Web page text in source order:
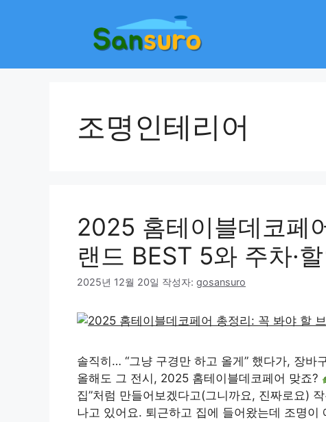
조명인테리어
2025 홈테이블데코페
랜드 BEST 5와 주차·
2025년 12월 20일 작성자: gosansuro
솔직히… “그냥 구경만 하고 올게” 했다가, 장바
올해도 그 전시, 2025 홈테이블데코페어 맞죠?
집”처럼 만들어보겠다고(그니까요, 진짜로요)
나고 있어요. 퇴근하고 집에 들어왔는데 조명